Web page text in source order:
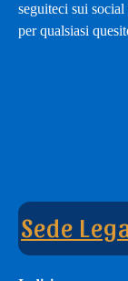
seguiteci sui
per qualsiasi
Sede